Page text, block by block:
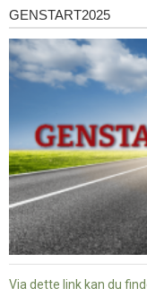
Genstart2025
GENSTART2025
Via dette link kan du